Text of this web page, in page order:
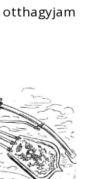
otthagyjam